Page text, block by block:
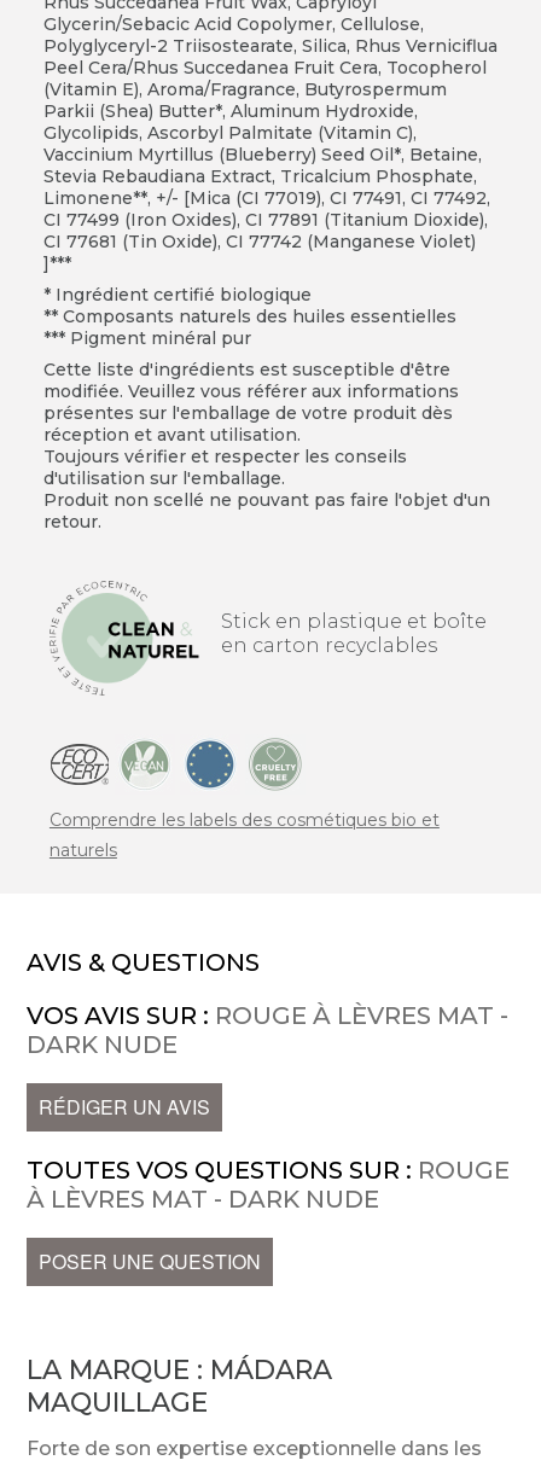
Glycerin/Sebacic Acid Copolymer, Cellulose,
Polyglyceryl-2 Triisostearate, Silica, Rhus Verniciflua
Peel Cera/Rhus Succedanea Fruit Cera, Tocopherol
(Vitamin E), Aroma/Fragrance, Butyrospermum
Parkii (Shea) Butter*, Aluminum Hydroxide,
Glycolipids, Ascorbyl Palmitate (Vitamin C),
Vaccinium Myrtillus (Blueberry) Seed Oil*, Betaine,
Stevia Rebaudiana Extract, Tricalcium Phosphate,
Limonene**, +/- [Mica (CI 77019), CI 77491, CI 77492,
CI 77499 (Iron Oxides), CI 77891 (Titanium Dioxide),
CI 77681 (Tin Oxide), CI 77742 (Manganese Violet)
]***
* Ingrédient certifié biologique
** Composants naturels des huiles essentielles
*** Pigment minéral pur
Cette liste d'ingrédients est susceptible d'être
modifiée. Veuillez vous référer aux informations
présentes sur l'emballage de votre produit dès
réception et avant utilisation.
Toujours vérifier et respecter les conseils
d'utilisation sur l'emballage.
Produit non scellé ne pouvant pas faire l'objet d'un
retour.
Stick en plastique et boîte
en carton recyclables
Comprendre les labels des cosmétiques bio et
naturels
AVIS & QUESTIONS
VOS AVIS SUR : ROUGE À LÈVRES MAT -
DARK NUDE
RÉDIGER UN AVIS
TOUTES VOS QUESTIONS SUR : ROUGE
À LÈVRES MAT - DARK NUDE
POSER UNE QUESTION
LA MARQUE : MÁDARA
MAQUILLAGE
Forte de son expertise exceptionnelle dans les